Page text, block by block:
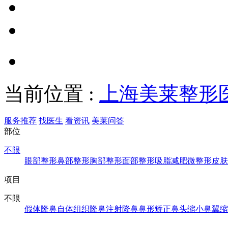
当前位置 : 上海美莱整形
服务推荐 找医生 看资讯 美莱问答
部位
不限
眼部整形鼻部整形胸部整形面部整形吸脂减肥微整形皮
项目
不限
假体隆鼻自体组织隆鼻注射隆鼻鼻形矫正鼻头缩小鼻翼